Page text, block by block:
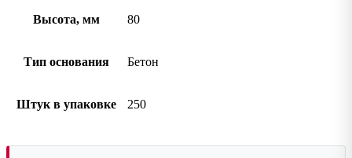
Высота, мм 80
Тип основания Бетон
Штук в упаковке 250